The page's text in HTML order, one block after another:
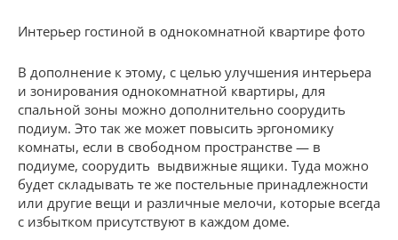
Интерьер гостиной в однокомнатной квартире фото
В дополнение к этому, с целью улучшения интерьера
и зонирования однокомнатной квартиры, для
спальной зоны можно дополнительно соорудить
подиум. Это так же может повысить эргономику
комнаты, если в свободном пространстве — в
подиуме, соорудить выдвижные ящики. Туда можно
будет складывать те же постельные принадлежности
или другие вещи и различные мелочи, которые всегда
с избытком присутствуют в каждом доме.